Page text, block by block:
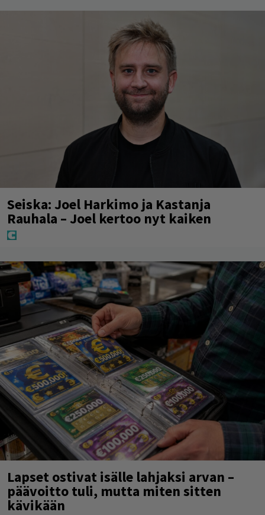
Seiska: Joel Harkimo ja Kastanja
Rauhala – Joel kertoo nyt kaiken
Lapset ostivat isälle lahjaksi arvan –
päävoitto tuli, mutta miten sitten
kävikään